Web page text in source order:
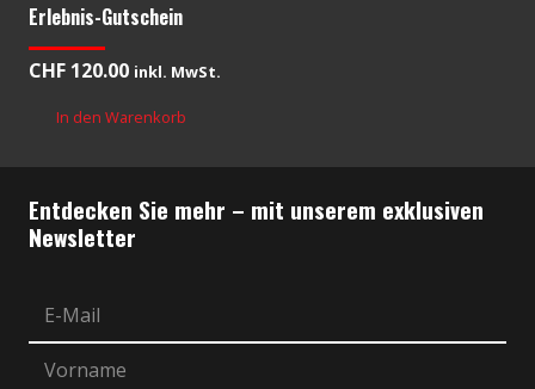
Erlebnis-Gutschein
CHF 120.00 inkl. MwSt.
In den Warenkorb
Entdecken Sie mehr – mit unserem exklusiven
Newsletter